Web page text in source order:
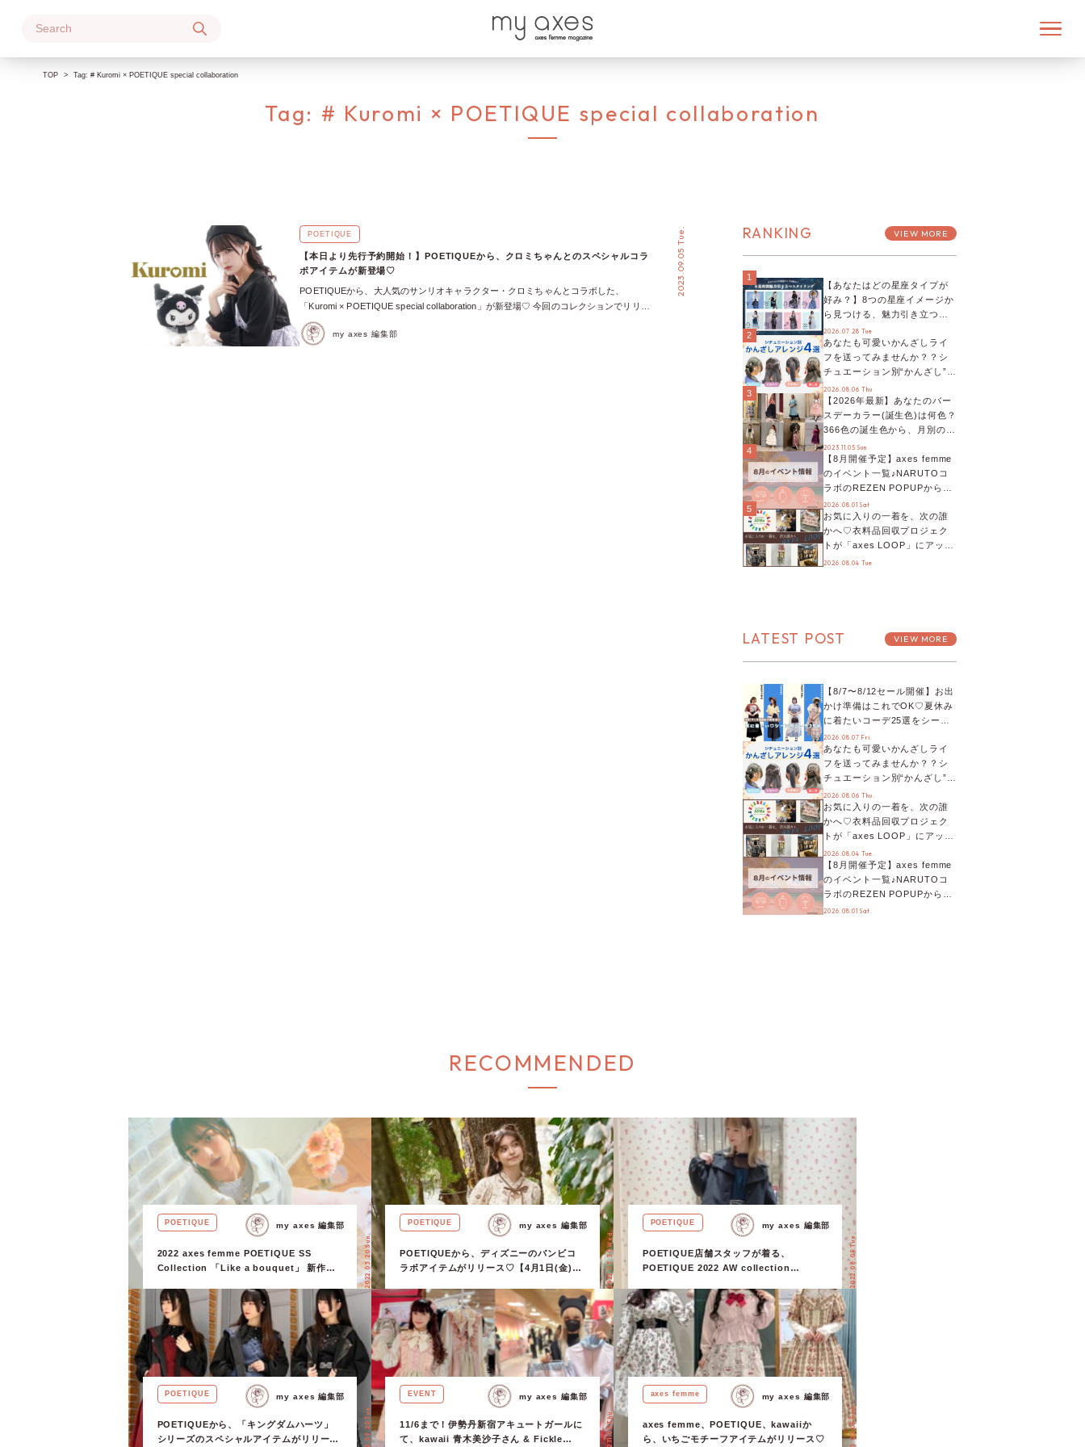
TOP Tag:# Kuromi × POETIQUE special collaboration
Tag: # Kuromi × POETIQUE special collaboration
POETIQUE
【本日より先行予約開始！】POETIQUEから、クロミちゃんとのスペシャルコラ
ボアイテムが新登場♡
POETIQUEから、大人気のサンリオキャラクター・クロミちゃんとコラボした、
「Kuromi × POETIQUE special collaboration」が新登場♡ 今回のコレクションでリリー
スされたのは、とってもキュートなロングパーカー、ワンピース、リュックの3アイテム
♪ この記事では、本日18時よりWeb先行予約が開始した「Kuromi × POETIQUE special
my axes 編集部
2023.09.05 Tue.
RECOMMENDED
POETIQUE
2022 axes femme POETIQUE SS
Collection 「Like a bouquet」 新作ス
2022.03.20 Sun.
my axes 編集部 POETIQUE
POETIQUEから、ディズニーのバンビコ
ラボアイテムがリリース♡【4月1日(金)販
2022.03.30 Wed.
my axes 編集部 POETIQUE
POETIQUE店舗スタッフが着る、
POETIQUE 2022 AW collection
のスタイリングを大解剖♡
2022.08.09 Tue.
my axes 編集部
POETIQUE
POETIQUEから、「キングダムハーツ」
シリーズのスペシャルアイテムがリリース
2022.09.20 Tue.
my axes 編集部 EVENT
11/6まで！伊勢丹新宿アキュートガールに
て、kawaii 青木美沙子さん & Fickle
2022.11.03 Thu.
my axes 編集部 axes femme
axes femme、POETIQUE、kawaiiか
ら、いちごモチーフアイテムがリリース♡
2023.02.05 Sun.
my axes 編集部
RANKING VIEW MORE
1
【あなたはどの星座タイプが
好み？】8つの星座イメージか
ら見つける、魅力引き立つス
タイリング♡
2026.07.28 Tue
2
あなたも可愛いかんざしライ
フを送ってみませんか？？シ
チュエーション別“かんざし”の
オススメ【ショップスタッフ
編集部】
2026.08.06 Thu
3
【2026年最新】あなたのバー
スデーカラー(誕生色)は何色？
366色の誕生色から、月別の誕
生色、バースデーカラーコー
デまでご紹介♡
2023.11.05 Sun
4
【8月開催予定】axes femme
のイベント一覧♪NARUTOコ
ラボのREZEN POPUPから、
プチYour Stage.、ティーパー
ティまで！8月の特別なイベン
トをチェック◎
2026.08.01 Sat
5
お気に入りの一着を、次の誰
かへ♡衣料品回収プロジェク
トが「axes LOOP」にアップ
デート！活用するとポイント
2026.08.04 Tue
LATEST POST VIEW MORE
【8/7〜8/12セール開催】お出
かけ準備はこれでOK♡夏休み
に着たいコーデ25選をシーン
別に徹底解説！
2026.08.07 Fri.
あなたも可愛いかんざしライ
フを送ってみませんか？？シ
チュエーション別“かんざし”の
オススメ【ショップスタッフ
編集部】
2026.08.06 Thu.
お気に入りの一着を、次の誰
かへ♡衣料品回収プロジェク
トが「axes LOOP」にアップ
デート！活用するとポイント
が手に入る◎
2026.08.04 Tue.
【8月開催予定】axes femme
のイベント一覧♪NARUTOコ
ラボのREZEN POPUPから、
プチYour Stage.、ティーパー
2026.08.01 Sat.